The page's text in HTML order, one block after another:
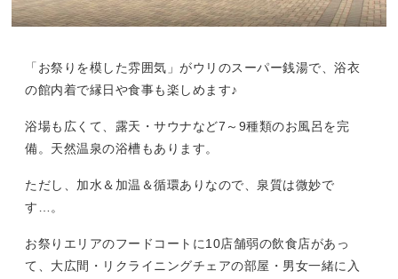
「お祭りを模した雰囲気」がウリのスーパー銭湯で、浴衣
の館内着で縁日や食事も楽しめます♪
浴場も広くて、露天・サウナなど7～9種類のお風呂を完
備。天然温泉の浴槽もあります。
ただし、加水＆加温＆循環ありなので、泉質は微妙で
す…。
お祭りエリアのフードコートに10店舗弱の飲食店があっ
て、大広間・リクライニングチェアの部屋・男女一緒に入